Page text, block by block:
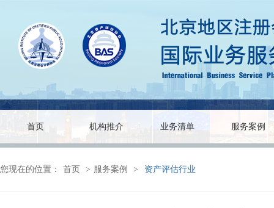
首页 机构推介 业务清单 服务案例
您现在的位置： 首页 > 服务案例 > 资产评估行业